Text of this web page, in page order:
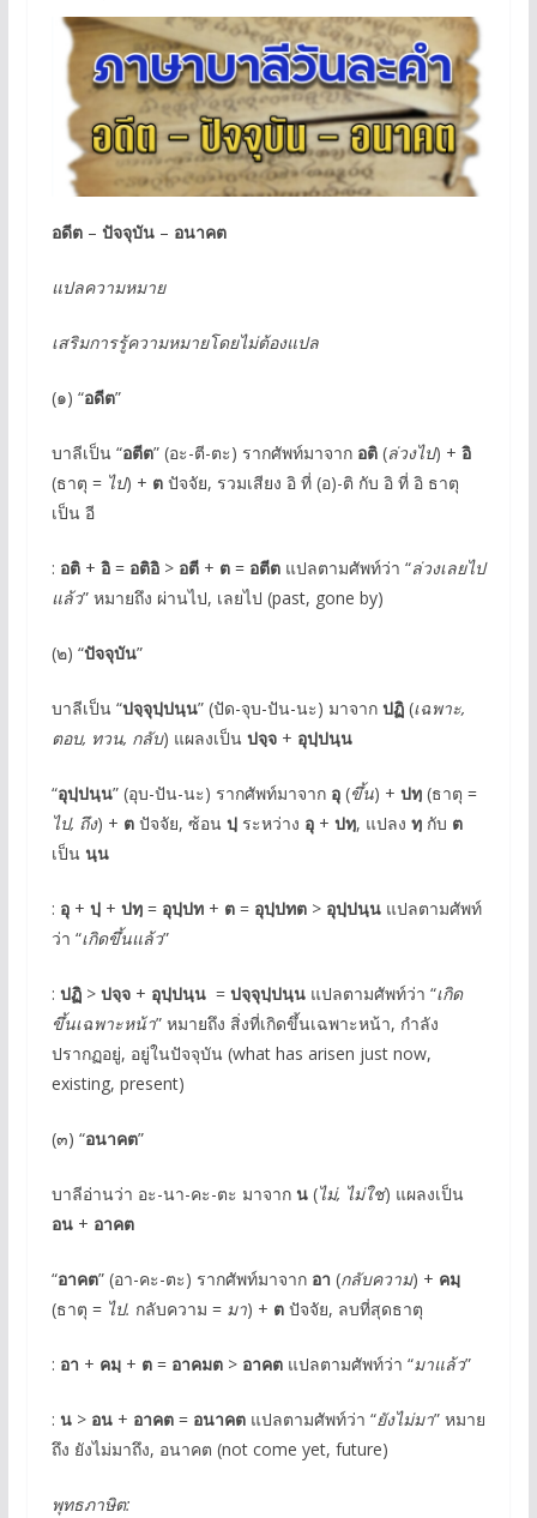
อดีต– ปัจจุบัน– อนาคต
แปลความหมาย
เสริมการรู้ความหมายโดยไม่ต้องแปล
(๑) “อดีต”
บาลีเป็น “อตีต” (อะ-ตี-ตะ) รากศัพท์มาจาก อติ(ล่วงไป) + อิ
(ธาตุ = ไป) + ตปัจจัย, รวมเสียง อิ ที่ (อ)-ติ กับ อิ ที่ อิ ธาตุ
เป็น อี
: อติ+ อิ= อติอิ> อตี+ ต= อตีตแปลตามศัพท์ว่า “ล่วงเลยไป
แล้ว” หมายถึง ผ่านไป, เลยไป (past, gone by)
(๒) “ปัจจุบัน”
บาลีเป็น “ปจฺจุปฺปนฺน” (ปัด-จุบ-ปัน-นะ) มาจาก ปฏิ(เฉพาะ,
ตอบ, ทวน, กลับ) แผลงเป็น ปจฺจ+ อุปฺปนฺน
“อุปฺปนฺน” (อุบ-ปัน-นะ) รากศัพท์มาจาก อุ(ขึ้น) + ปทฺ(ธาตุ =
ไป, ถึง) + ตปัจจัย, ซ้อน ปฺระหว่าง อุ+ ปทฺ, แปลง ทฺกับ ต
เป็น นฺน
: อุ+ ปฺ+ ปทฺ= อุปฺปท+ ต= อุปฺปทต> อุปฺปนฺนแปลตามศัพท์
ว่า “เกิดขึ้นแล้ว”
: ปฏิ> ปจฺจ+ อุปฺปนฺน= ปจฺจุปฺปนฺนแปลตามศัพท์ว่า “เกิด
ขึ้นเฉพาะหน้า” หมายถึง สิ่งที่เกิดขึ้นเฉพาะหน้า, กำลัง
ปรากฏอยู่, อยู่ในปัจจุบัน (what has arisen just now,
existing, present)
(๓) “อนาคต”
บาลีอ่านว่า อะ-นา-คะ-ตะ มาจาก น(ไม่, ไม่ใช่) แผลงเป็น
อน+ อาคต
“อาคต” (อา-คะ-ตะ) รากศัพท์มาจาก อา (กลับความ) + คมฺ
(ธาตุ = ไป. กลับความ = มา) + ตปัจจัย, ลบที่สุดธาตุ
: อา + คมฺ+ ต= อาคมต> อาคตแปลตามศัพท์ว่า “มาแล้ว”
: น> อน+ อาคต= อนาคตแปลตามศัพท์ว่า “ยังไม่มา” หมาย
ถึง ยังไม่มาถึง, อนาคต (not come yet, future)
พุทธภาษิต: